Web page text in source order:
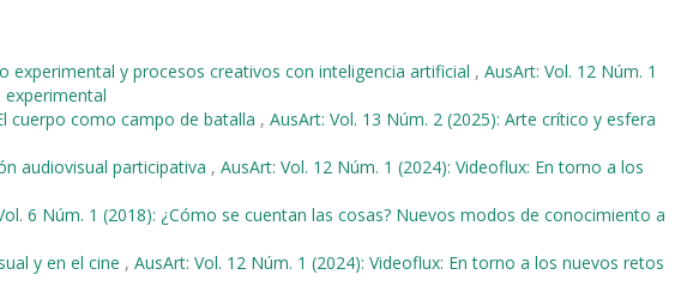
experimental y procesos creativos con inteligencia artificial , AusArt: Vol. 12 Núm. 1
experimental
cuerpo como campo de batalla , AusArt: Vol. 13 Núm. 2 (2025): Arte crítico y esfera
audiovisual participativa , AusArt: Vol. 12 Núm. 1 (2024): Videoflux: En torno a los
6 Núm. 1 (2018): ¿Cómo se cuentan las cosas? Nuevos modos de conocimiento a
y en el cine , AusArt: Vol. 12 Núm. 1 (2024): Videoflux: En torno a los nuevos retos